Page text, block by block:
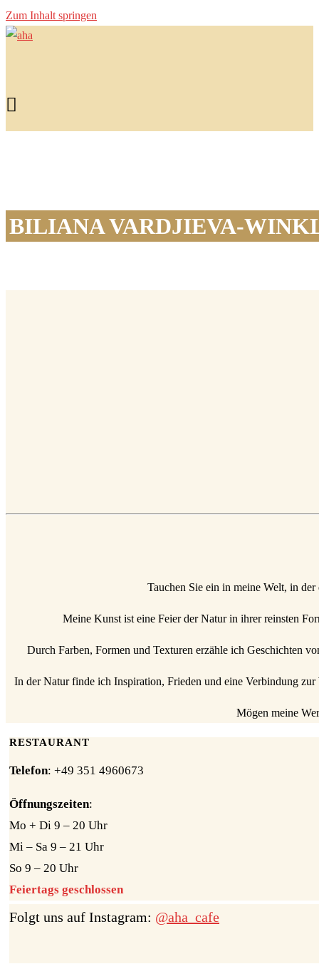
Zum Inhalt springen
BILIANA VARDJIEVA-
Tauchen Sie ein in meine Welt, in
Meine Kunst ist eine Feier der Natur in ihrer reinsten
Durch Farben, Formen und Texturen erzähle ich Geschichten
In der Natur finde ich Inspiration, Frieden und eine Verbindung
Mögen meine
RESTAURANT
Telefon: +49 351 4960673
Öffnungszeiten:
Mo + Di 9 – 20 Uhr
Mi – Sa 9 – 21 Uhr
So 9 – 20 Uhr
Feiertags geschlossen
Folgt uns auf Instagram: @aha_cafe